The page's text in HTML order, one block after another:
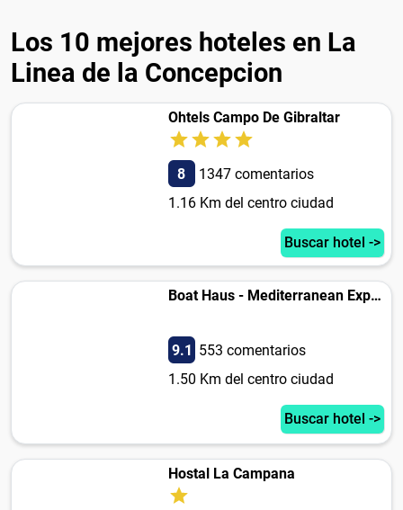
Los 10 mejores hoteles en La
Linea de la Concepcion
Ohtels Campo De Gibraltar
8
1347 comentarios
1.16 Km del centro ciudad
Buscar hotel ->
Boat Haus - Mediterranean Experience (Alcaidesa)
9.1 553 comentarios
1.50 Km del centro ciudad
Buscar hotel ->
Hostal La Campana